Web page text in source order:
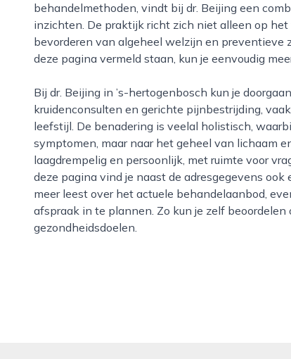
behandelmethoden, vindt bij dr. Beijing een
inzichten. De praktijk richt zich niet alleen op
bevorderen van algeheel welzijn en preventieve
deze pagina vermeld staan, kun je eenvoudig
Bij dr. Beijing in ’s-hertogenbosch kun je doorgaans terecht voor behandelingen zoals acupunctuur,
kruidenconsulten en gerichte pijnbestrijding,
leefstijl. De benadering is veelal holistisch,
symptomen, maar naar het geheel van lichaam
laagdrempelig en persoonlijk, met ruimte voor
deze pagina vind je naast de adresgegevens
meer leest over het actuele behandelaanbod,
afspraak in te plannen. Zo kun je zelf
gezondheidsdoelen.